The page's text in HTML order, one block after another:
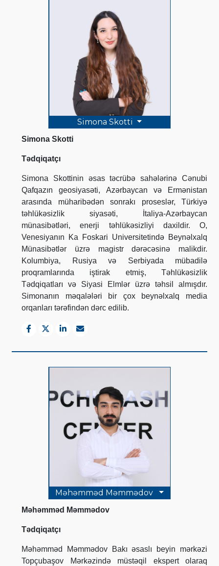
Simona Skotti
Simona Skotti
Tədqiqatçı
Simona Skottinin əsas təcrübə sahələrinə Cənubi
Qafqazın geosiyasəti, Azərbaycan və Ermənistan
arasında müharibədən sonrakı proseslər, Türkiyə
təhlükəsizlik siyasəti, İtaliya-Azərbaycan
münasibətləri, enerji təhlükəsizliyi daxildir. O,
Venesiyanın Ka Foskari Universitetində Beynəlxalq
Münasibətlər üzrə magistr dərəcəsinə malikdir.
Kolumbiya, Rusiya və Serbiyada mübadilə
proqramlarında iştirak etmiş, Təhlükəsizlik
Tədqiqatları və Siyasi Elmlər üzrə təhsil almışdır.
Simonanın məqalələri bir çox beynəlxalq media
orqanları tərəfindən dərc edilib.
Məhəmməd Məmmədov
Məhəmməd Məmmədov
Tədqiqatçı
Məhəmməd Məmmədov Bakı əsaslı beyin mərkəzi
Topçubaşov Mərkəzində müstəqil ekspert olaraq